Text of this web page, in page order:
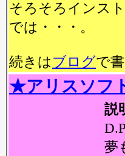
そろそろインス
では・・・。
続きは ブログで
★アリスソフ
説
夢